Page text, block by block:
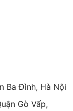
Ba Đình, Hà Nội
Gò Vấp,